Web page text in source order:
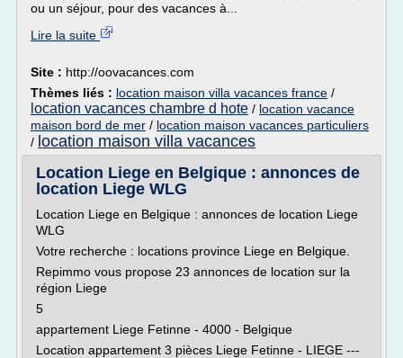
ou un séjour, pour des vacances à...
Lire la suite
Site : http://oovacances.com
Thèmes liés : location maison villa vacances france /
location vacances chambre d hote / location vacance
maison bord de mer / location maison vacances particuliers
/ location maison villa vacances
Location Liege en Belgique : annonces de
location Liege WLG
Location Liege en Belgique : annonces de location Liege
WLG
Votre recherche : locations province Liege en Belgique.
Repimmo vous propose 23 annonces de location sur la
région Liege
5
appartement Liege Fetinne - 4000 - Belgique
Location appartement 3 pièces Liege Fetinne - LIEGE ---